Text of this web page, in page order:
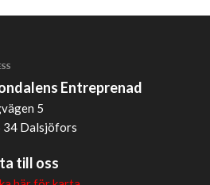
Entreprenad
5
34 Dalsjöfors
till oss